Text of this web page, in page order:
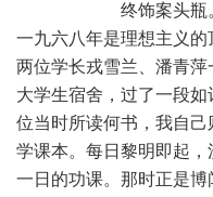
 终饰案头瓶
一九六八年是理想主
两位学长戎雪兰、潘青
大学生宿舍，过了一段
位当时所读何书，我自
学课本。每日黎明即起
一日的功课。那时正是